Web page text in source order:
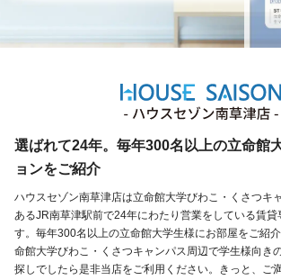
選ばれて24年。毎年300名以上の立命館
ョンをご紹介
ハウスセゾン南草津店は立命館大学びわこ・くさつキ
あるJR南草津駅前で24年にわたり営業をしている賃
す。毎年300名以上の立命館大学生様にお部屋をご紹
命館大学びわこ・くさつキャンパス周辺で学生様向き
探しでしたら是非当店をご利用ください。きっと、ご